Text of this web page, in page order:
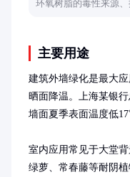
环氧树脂的毒性来源
主要用途
建筑外墙绿化是最大
晒面降温。上海某银
墙面夏季表面温度低
室内应用常见于大堂
绿萝、常春藤等耐阴